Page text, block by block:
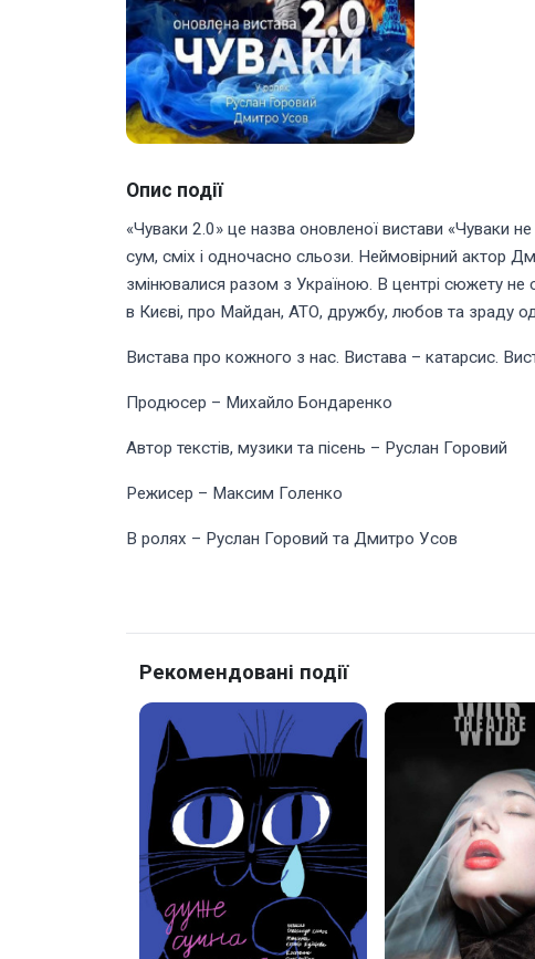
Опис події
«Чуваки 2.0» це назва оновленої вистави «Чуваки
сум, сміх і одночасно сльози. Неймовірний актор
змінювалися разом з Україною. В центрі сюжету не
в Києві, про Майдан, АТО, дружбу, любов та зраду
Вистава про кожного з нас. Вистава – катарсис.
Продюсер – Михайло Бондаренко
Автор текстів, музики та пісень – Руслан Горовий
Режисер – Максим Голенко
В ролях – Руслан Горовий та Дмитро Усов
Рекомендовані події